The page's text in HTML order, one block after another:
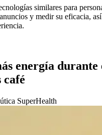
similares para
y medir su eficacia,
energía durante
café
SuperHealth